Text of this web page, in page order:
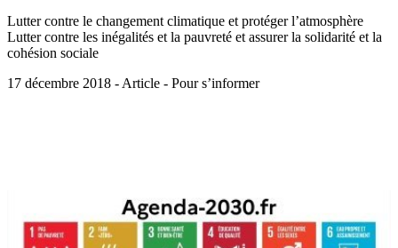
Lutter contre le changement climatique et protéger l’atmosphère
Lutter contre les inégalités et la pauvreté et assurer la solidarité et la
cohésion sociale
17 décembre 2018 - Article - Pour s’informer